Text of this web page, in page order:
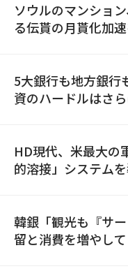
ソウルのマンショ
る伝貰の月貰化加
5大銀行も地方銀
資のハードルはさ
HD現代、米最大の
的溶接」システム
韓銀「観光も『サ
留と消費を増やして